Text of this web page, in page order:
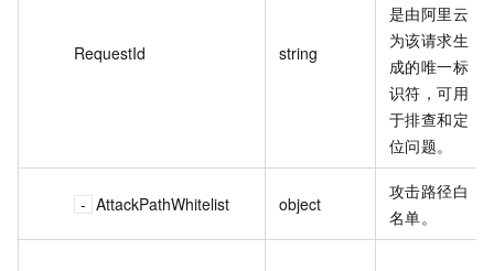
RequestId string
是由阿里云
为该请求生
成的唯一标
识符，可用
于排查和定
位问题。
AttackPathWhitelist object
攻击路径白
名单。